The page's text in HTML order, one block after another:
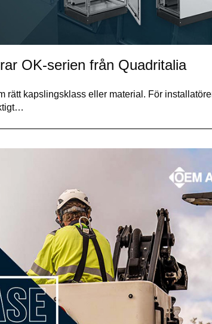
OK-serien från Quadritalia
rätt kapslingsklass eller material. För